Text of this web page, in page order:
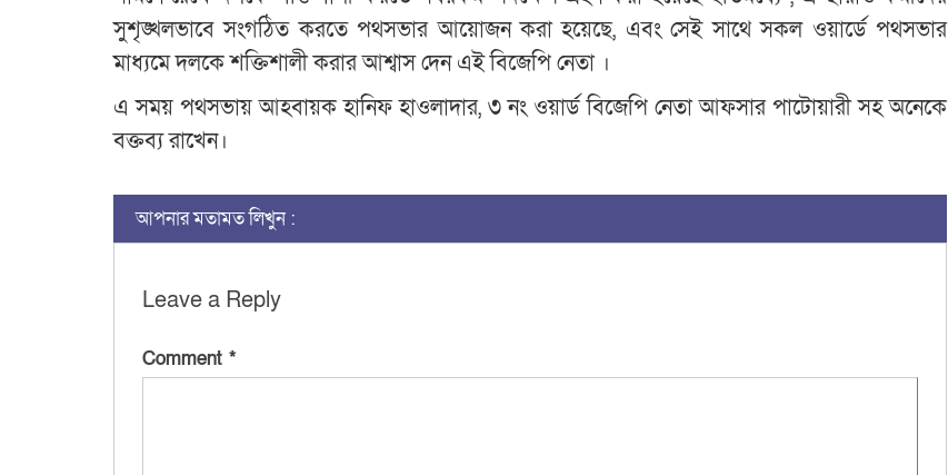
সুশৃঙ্খলভাবে সংগঠিত করতে পথসভার আয়োজন করা হয়েছে, এবং সেই সাথে সকল ওয়ার্ডে পথসভার
মাধ্যমে দলকে শক্তিশালী করার আশ্বাস দেন এই বিজেপি নেতা ।
এ সময় পথসভায় আহবায়ক হানিফ হাওলাদার, ৩ নং ওয়ার্ড বিজেপি নেতা আফসার পাটোয়ারী সহ অনেকে
বক্তব্য রাখেন।
আপনার মতামত লিখুন :
Leave a Reply
Comment *